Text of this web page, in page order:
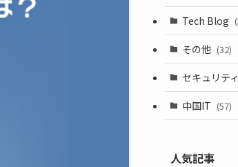
Tech Blog
その他 (32)
セキュリティ
中国IT (57)
人気記事